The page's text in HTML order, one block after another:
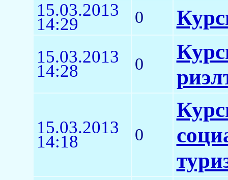
15.03.2013
14:29 0
15.03.2013
14:28 0
15.03.2013
14:18 0